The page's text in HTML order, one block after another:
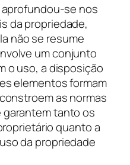
se nos
da propriedade,
não se resume
um conjunto
o uso, a disposição
elementos formam
as normas
tanto os
quanto a
da propriedade